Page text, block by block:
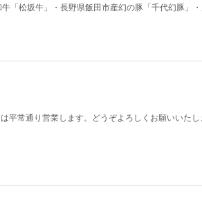
「松坂牛」・長野県飯田市産幻の豚「千代幻豚」
常通り営業します。どうぞよろしくお願いいたし